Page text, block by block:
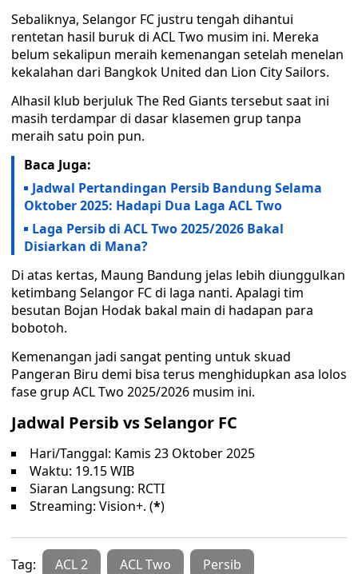
Sebaliknya, Selangor FC justru tengah dihantui
rentetan hasil buruk di ACL Two musim ini. Mereka
belum sekalipun meraih kemenangan setelah menelan
kekalahan dari Bangkok United dan Lion City Sailors.
Alhasil klub berjuluk The Red Giants tersebut saat ini
masih terdampar di dasar klasemen grup tanpa
meraih satu poin pun.
Baca Juga:
Jadwal Pertandingan Persib Bandung Selama
Oktober 2025: Hadapi Dua Laga ACL Two
Laga Persib di ACL Two 2025/2026 Bakal
Disiarkan di Mana?
Di atas kertas, Maung Bandung jelas lebih diunggulkan
ketimbang Selangor FC di laga nanti. Apalagi tim
besutan Bojan Hodak bakal main di hadapan para
bobotoh.
Kemenangan jadi sangat penting untuk skuad
Pangeran Biru demi bisa terus menghidupkan asa lolos
fase grup ACL Two 2025/2026 musim ini.
Jadwal Persib vs Selangor FC
Hari/Tanggal: Kamis 23 Oktober 2025
Waktu: 19.15 WIB
Siaran Langsung: RCTI
Streaming: Vision+. (*)
Tag: ACL 2 ACL Two Persib